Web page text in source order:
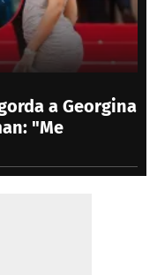
a Georgina
"Me